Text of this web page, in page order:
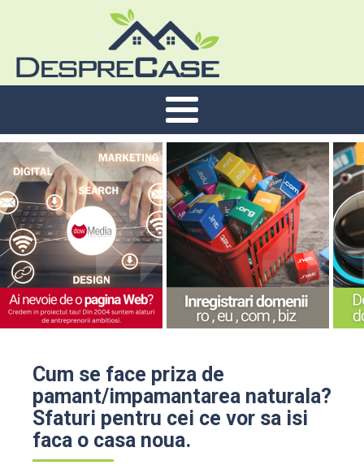
Cum se face priza de
pamant/impamantarea naturala?
Sfaturi pentru cei ce vor sa isi
faca o casa noua.